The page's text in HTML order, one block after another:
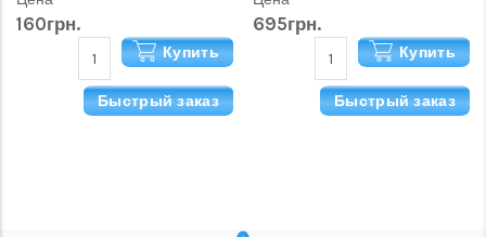
160грн.
Купить
Быстрый заказ
695грн.
Купить
Быстрый заказ